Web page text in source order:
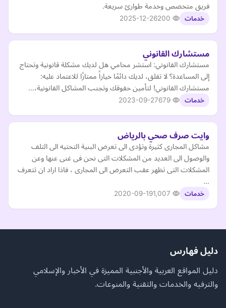
فريق متخصص وخدمة طوارئ سريعة.
خدمات 2025-12-26
مستشارك القانوني
مستشارك القانوني: استشر محامي هل لديك مشكلة قانونية وتحتاج
إلى المساعدة؟ لا تقلق، لديك دائمًا خياراً ممتازًا للاعتماد عليه:
مستشارك القانوني! لتأمين حقوقك وتجنب المشاكل القانونية،…
خدمات 2023-09-27
وايت صرف صحي بالرياض
مشاكل المجارى كثيرة وتؤدى الى تعرض البنية التحتيه الى التلف
والوصول الى العديد من المشكلات التى نحن فى غنى عنها وعن
المشكلات التى تظهر عقب التعرض الى المجارى ، فاذا اراد ان تتعرف
…
خدمات 2020-09-19
دليل فهارس
دليل المواقع العربية والأجنبية المميزة في الأخبار والإسلامي
والترفيه والخدمات والتقنية والمنوعات.